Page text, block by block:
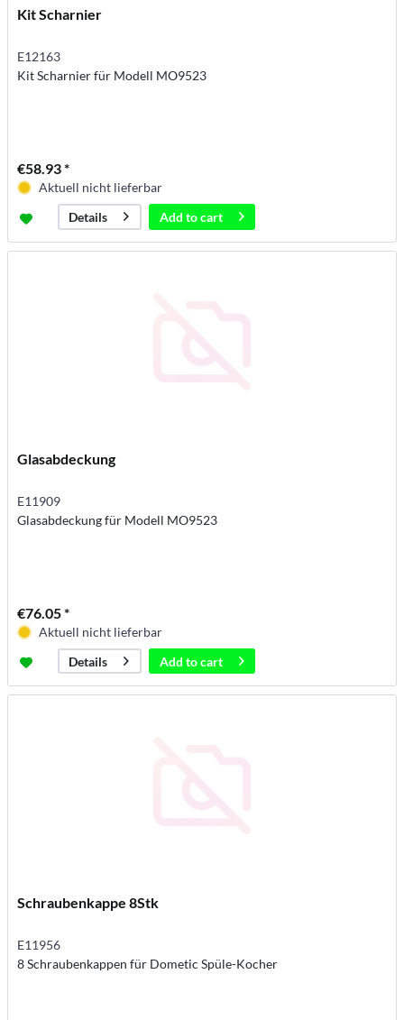
Kit Scharnier
E12163
Kit Scharnier für Modell MO9523
€58.93 *
Aktuell nicht lieferbar
Details
Add tocart
Glasabdeckung
E11909
Glasabdeckung für Modell MO9523
€76.05 *
Aktuell nicht lieferbar
Details
Add tocart
Schraubenkappe 8Stk
E11956
8 Schraubenkappen für Dometic Spüle-Kocher